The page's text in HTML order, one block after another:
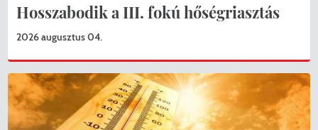
Hosszabodik a III. fokú hőségriasztás
2026 augusztus 04.